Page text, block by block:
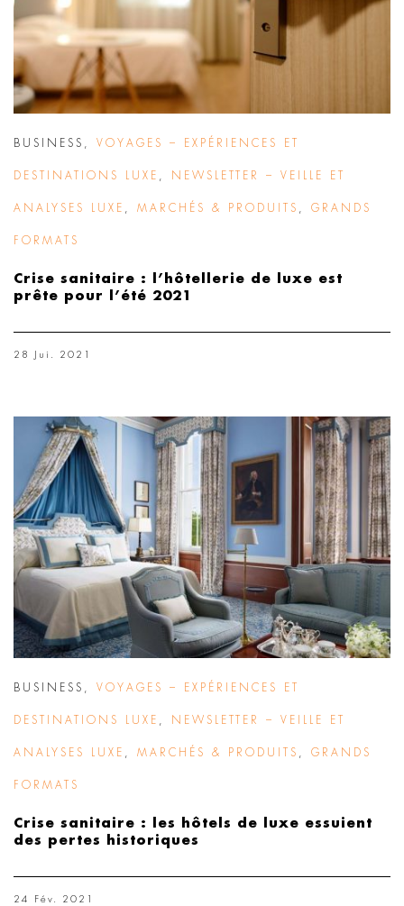
BUSINESS VOYAGES – EXPÉRIENCES ET
DESTINATIONS LUXE NEWSLETTER – VEILLE ET
ANALYSES LUXE MARCHÉS & PRODUITS GRANDS
FORMATS
Crise sanitaire : l’hôtellerie de luxe est
prête pour l’été 2021
28 Jui. 2021
BUSINESS VOYAGES – EXPÉRIENCES ET
DESTINATIONS LUXE NEWSLETTER – VEILLE ET
ANALYSES LUXE MARCHÉS & PRODUITS GRANDS
FORMATS
Crise sanitaire : les hôtels de luxe essuient
des pertes historiques
24 Fév. 2021